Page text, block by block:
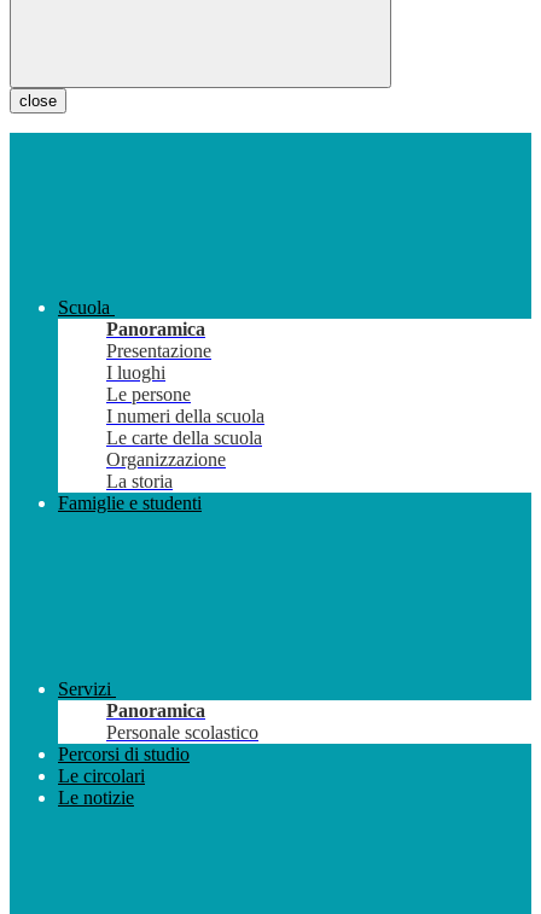
close
Scuola
Panoramica
Presentazione
I luoghi
Le persone
I numeri della scuola
Le carte della scuola
Organizzazione
La storia
Famiglie e studenti
Servizi
Panoramica
Personale scolastico
Percorsi di studio
Le circolari
Le notizie